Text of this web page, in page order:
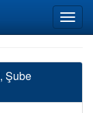
Şube